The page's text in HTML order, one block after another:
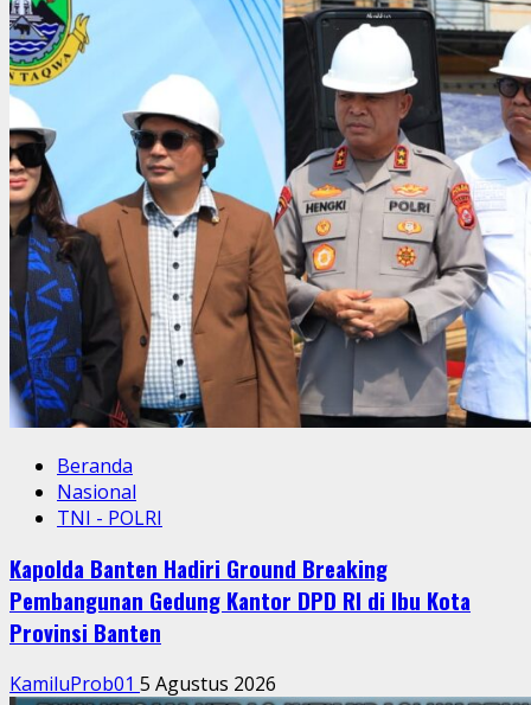
Beranda
Nasional
TNI - POLRI
Kapolda Banten Hadiri Ground Breaking
Pembangunan Gedung Kantor DPD RI di Ibu Kota
Provinsi Banten
KamiluProb01 5 Agustus 2026